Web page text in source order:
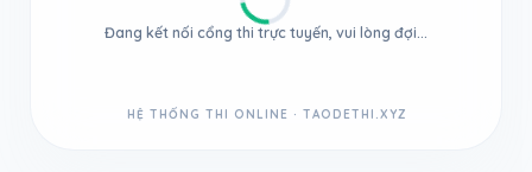
Đang kết nối cổng thi trực tuyến, vui lòng đợi...
HỆ THỐNG THI ONLINE · TAODETHI.XYZ